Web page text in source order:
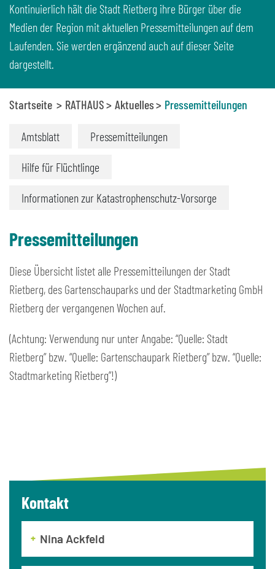
Kontinuierlich hält die Stadt Rietberg ihre Bürger über die
Medien der Region mit aktuellen Pressemitteilungen auf dem
Laufenden. Sie werden ergänzend auch auf dieser Seite
dargestellt.
Startseite RATHAUS Aktuelles Pressemitteilungen
Amtsblatt Pressemitteilungen
Hilfe für Flüchtlinge
Informationen zur Katastrophenschutz-Vorsorge
Pressemitteilungen
Diese Übersicht listet alle Pressemitteilungen der Stadt
Rietberg, des Gartenschauparks und der Stadtmarketing GmbH
Rietberg der vergangenen Wochen auf.
(Achtung: Verwendung nur unter Angabe: “Quelle: Stadt
Rietberg” bzw. “Quelle: Gartenschaupark Rietberg” bzw. “Quelle:
Stadtmarketing Rietberg”!)
Kontakt
Nina Ackfeld